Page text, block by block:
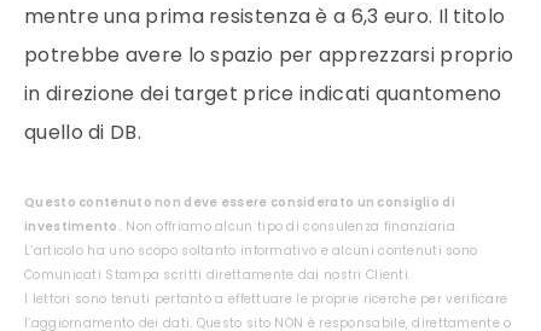
mentre una prima resistenza è a 6,3 euro. Il titolo
potrebbe avere lo spazio per apprezzarsi proprio
in direzione dei target price indicati quantomeno
quello di DB.
Questo contenuto non deve essere considerato un consiglio di
investimento. Non offriamo alcun tipo di consulenza finanziaria.
L’articolo ha uno scopo soltanto informativo e alcuni contenuti sono
Comunicati Stampa scritti direttamente dai nostri Clienti.
I lettori sono tenuti pertanto a effettuare le proprie ricerche per verificare
l’aggiornamento dei dati. Questo sito NON è responsabile, direttamente o